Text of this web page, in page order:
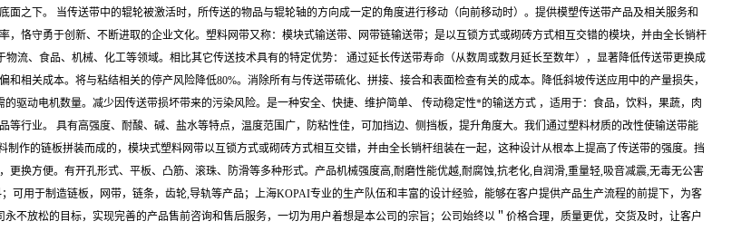
之下。 当传送带中的辊轮被激活时，所传送的物品与辊轮轴的方向成一定的角度进行移动（向前移动时）。提供模塑传送带产品及相关服务和
恪守勇于创新、不断进取的企业文化。塑料网带又称：模块式输送带、网带链输送带；是以互锁方式或砌砖方式相互交错的模块，并由全长销杆
流、食品、机械、化工等领域。相比其它传送技术具有的特定优势： 通过延长传送带寿命（从数周或数月延长至数年），显著降低传送带更换成
相关成本。将与粘结相关的停产风险降低80%。消除所有与传送带硫化、拼接、接合和表面检查有关的成本。降低斜坡传送应用中的产量损失，
驱动电机数量。减少因传送带损坏带来的污染风险。是一种安全、快捷、维护简单、 传动稳定性*的输送方式 ，适用于：食品，饮料，果蔬，肉
行业。 具有高强度、耐酸、碱、盐水等特点，温度范围广，防粘性佳，可加挡边、侧挡板，提升角度大。我们通过塑料材质的改性使输送带能
作的链板拼装而成的，模块式塑料网带以互锁方式或砌砖方式相互交错，并由全长销杆组装在一起，这种设计从根本上提高了传送带的强度。挡
换方便。有开孔形式、平板、凸筋、滚珠、防滑等多种形式。产品机械强度高,耐磨性能优越,耐腐蚀,抗老化,自润滑,重量轻,吸音减震,无毒无公害
可用于制造链板，网带，链条，齿轮,导轨等产品；上海KOPAI专业的生产队伍和丰富的设计经验，能够在客户提供产品生产流程的前提下，为客
不放松的目标，实现完善的产品售前咨询和售后服务，一切为用户着想是本公司的宗旨；公司始终以＂价格合理，质量更优，交货及时，让客户